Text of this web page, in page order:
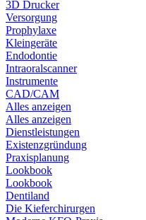
3D Drucker
Versorgung
Prophylaxe
Kleingeräte
Endodontie
Intraoralscanner
Instrumente
CAD/CAM
Alles anzeigen
Alles anzeigen
Dienstleistungen
Existenzgründung
Praxisplanung
Lookbook
Lookbook
Dentiland
Die Kieferchirurgen